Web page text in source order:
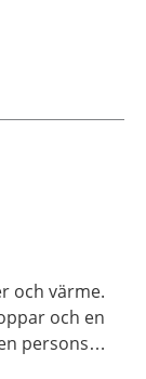
och värme.
och en
persons